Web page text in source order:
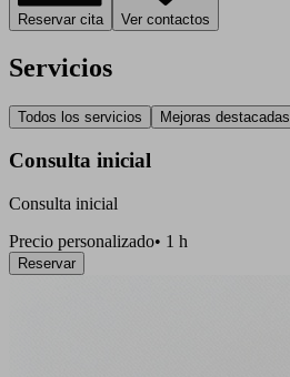
Reservar cita Ver contactos
Servicios
Todos los servicios Mejoras destacadas
Consulta inicial
Consulta inicial
Precio personalizado• 1 h
Reservar